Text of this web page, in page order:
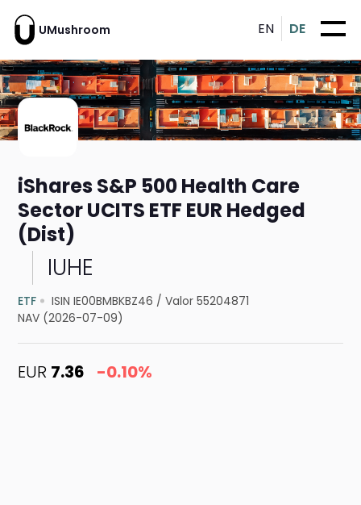
UMushroom EN DE
iShares S&P 500 Health Care
Sector UCITS ETF EUR Hedged
(Dist)
IUHE
ETF ISIN IE00BMBKBZ46 /Valor 55204871
NAV (2026-07-09)
EUR 7.36 -0.10%